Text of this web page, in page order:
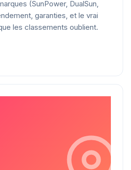
(SunPower, DualSun,
garanties, et le vrai
les classements oublient.